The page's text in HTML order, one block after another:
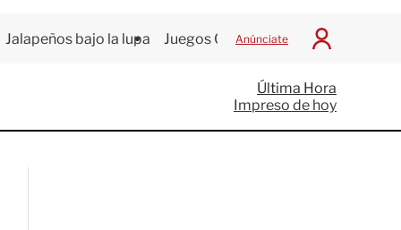
Jalapeños bajo la lupa Juegos Centroamericanos
Anúnciate
I
c
i
a
Última Hora
Impreso de hoy